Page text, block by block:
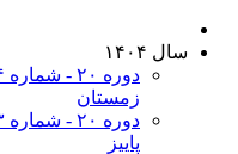
سال ۱۴۰۴
زمستان
پاییز